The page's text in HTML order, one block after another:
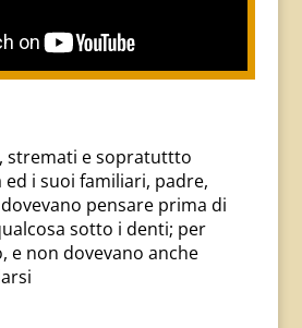
stremati e sopratuttto
i suoi familiari, padre,
pensare prima di
sotto i denti; per
e non dovevano anche